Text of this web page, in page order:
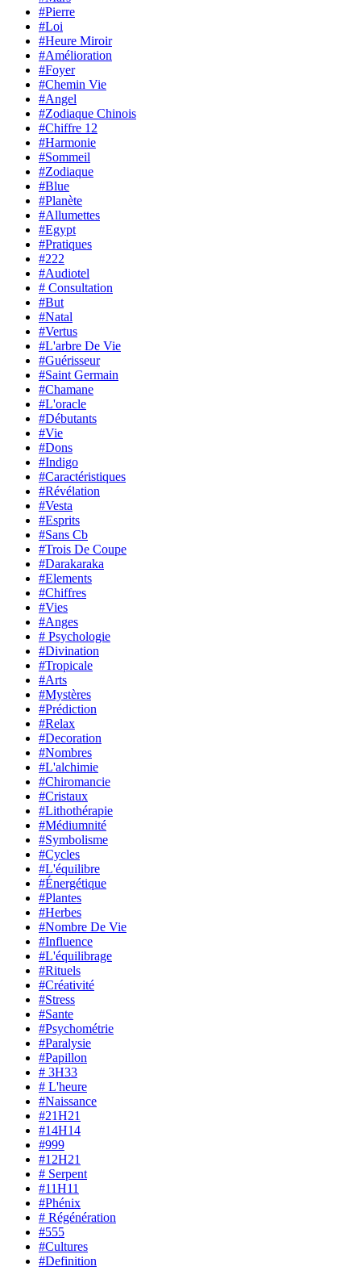
#Pierre
#Loi
#Heure Miroir
#Amélioration
#Foyer
#Chemin Vie
#Angel
#Zodiaque Chinois
#Chiffre 12
#Harmonie
#Sommeil
#Zodiaque
#Blue
#Planète
#Allumettes
#Egypt
#Pratiques
#222
#Audiotel
# Consultation
#But
#Natal
#Vertus
#L'arbre De Vie
#Guérisseur
#Saint Germain
#Chamane
#L'oracle
#Débutants
#Vie
#Dons
#Indigo
#Caractéristiques
#Révélation
#Vesta
#Esprits
#Sans Cb
#Trois De Coupe
#Darakaraka
#Elements
#Chiffres
#Vies
#Anges
# Psychologie
#Divination
#Tropicale
#Arts
#Mystères
#Prédiction
#Relax
#Decoration
#Nombres
#L'alchimie
#Chiromancie
#Cristaux
#Lithothérapie
#Médiumnité
#Symbolisme
#Cycles
#L'équilibre
#Énergétique
#Plantes
#Herbes
#Nombre De Vie
#Influence
#L'équilibrage
#Rituels
#Créativité
#Stress
#Sante
#Psychométrie
#Paralysie
#Papillon
# 3H33
# L'heure
#Naissance
#21H21
#14H14
#999
#12H21
# Serpent
#11H11
#Phénix
# Régénération
#555
#Cultures
#Definition